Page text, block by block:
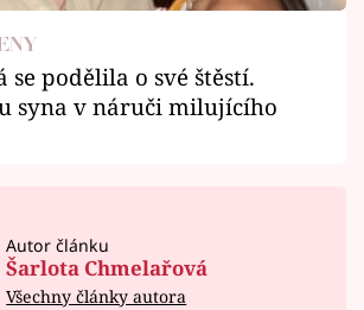
se podělila o své štěstí.
syna v náruči milujícího
Autor článku
Šarlota Chmelařová
Všechny články autora